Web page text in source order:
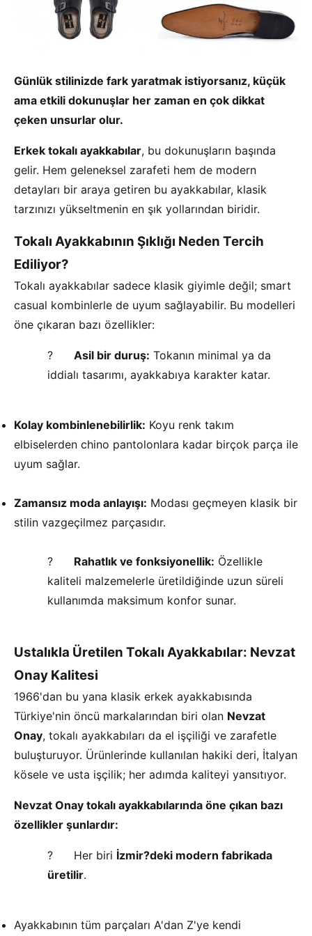
Günlük stilinizde fark yaratmak istiyorsanız, küçük
ama etkili dokunuşlar her zaman en çok dikkat
çeken unsurlar olur.
Erkek tokalı ayakkabılar, bu dokunuşların başında
gelir. Hem geleneksel zarafeti hem de modern
detayları bir araya getiren bu ayakkabılar, klasik
tarzınızı yükseltmenin en şık yollarından biridir.
Tokalı Ayakkabının Şıklığı Neden Tercih
Ediliyor?
Tokalı ayakkabılar sadece klasik giyimle değil; smart
casual kombinlerle de uyum sağlayabilir. Bu modelleri
öne çıkaran bazı özellikler:
? Asil bir duruş: Tokanın minimal ya da
iddialı tasarımı, ayakkabıya karakter katar.
Kolay kombinlenebilirlik: Koyu renk takım
elbiselerden chino pantolonlara kadar birçok parça ile
uyum sağlar.
Zamansız moda anlayışı: Modası geçmeyen klasik bir
stilin vazgeçilmez parçasıdır.
? Rahatlık ve fonksiyonellik: Özellikle
kaliteli malzemelerle üretildiğinde uzun süreli
kullanımda maksimum konfor sunar.
Ustalıkla Üretilen Tokalı Ayakkabılar: Nevzat
Onay Kalitesi
1966'dan bu yana klasik erkek ayakkabısında
Türkiye'nin öncü markalarından biri olan Nevzat
Onay, tokalı ayakkabıları da el işçiliği ve zarafetle
buluşturuyor. Ürünlerinde kullanılan hakiki deri, İtalyan
kösele ve usta işçilik; her adımda kaliteyi yansıtıyor.
Nevzat Onay tokalı ayakkabılarında öne çıkan bazı
özellikler şunlardır:
? Her biri İzmir?deki modern fabrikada
üretilir.
Ayakkabının tüm parçaları A'dan Z'ye kendi